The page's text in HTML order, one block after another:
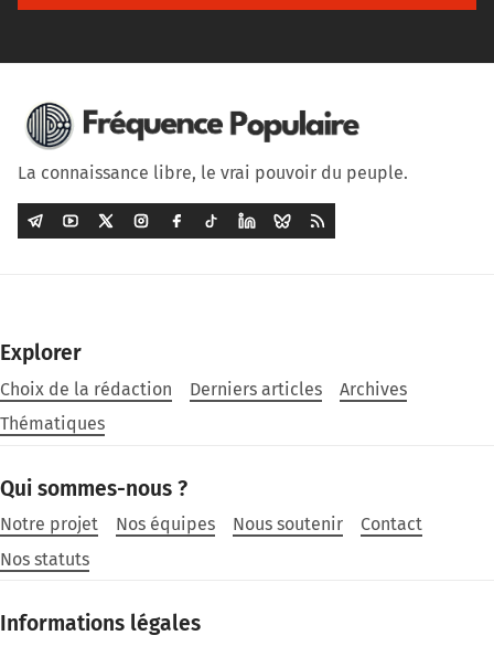
La connaissance libre, le vrai pouvoir du peuple.
Explorer
Choix de la rédaction Derniers articles
Archives
Thématiques
Qui sommes-nous ?
Notre projet Nos équipes Nous soutenir
Contact
Nos statuts
Informations légales